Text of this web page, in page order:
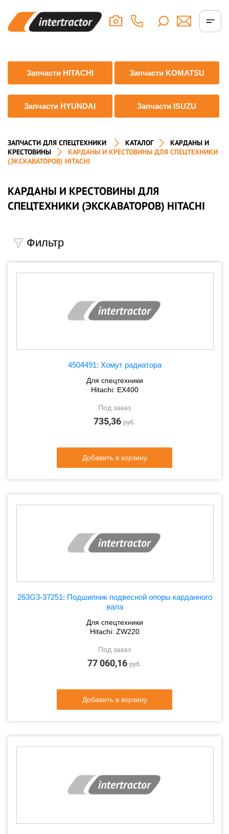
Запчасти HITACHI Запчасти KOMATSU
Запчасти HYUNDAI Запчасти ISUZU
ЗАПЧАСТИ ДЛЯ СПЕЦТЕХНИКИ КАТАЛОГ
КАРДАНЫ И
КРЕСТОВИНЫ
КАРДАНЫ И КРЕСТОВИНЫ ДЛЯ СПЕЦТЕХНИКИ
(ЭКСКАВАТОРОВ) HITACHI
КАРДАНЫ И КРЕСТОВИНЫ ДЛЯ
СПЕЦТЕХНИКИ (ЭКСКАВАТОРОВ) HITACHI
Фильтр
4504491: Хомут радиатора
Для спецтехники
Hitachi: EX400
Под заказ
735,36 руб.
Добавить в корзину
263G3-37251: Подшипник подвесной опоры карданного
вала
Для спецтехники
Hitachi: ZW220
Под заказ
77 060,16 руб.
Добавить в корзину